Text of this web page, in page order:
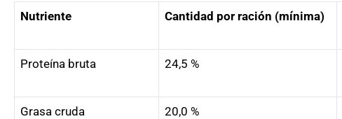
Nutriente Cantidad por ración (mínima)
Proteína bruta 24,5 %
Grasa cruda 20,0 %